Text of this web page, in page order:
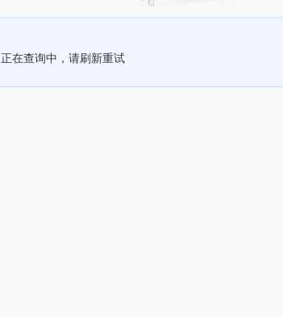
正在查询中，请刷新重试